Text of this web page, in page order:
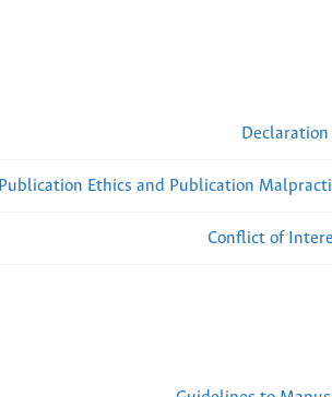
Publication Ethics and Publication
Conflict of